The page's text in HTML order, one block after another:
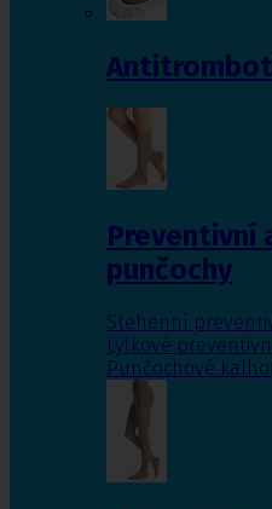
Preventivní
punčochy
Stehenní
Lýtkové
Punčochové